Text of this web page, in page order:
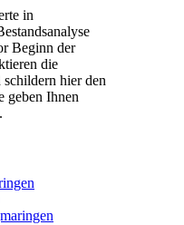
in
Beginn der
die
hier den
geben Ihnen